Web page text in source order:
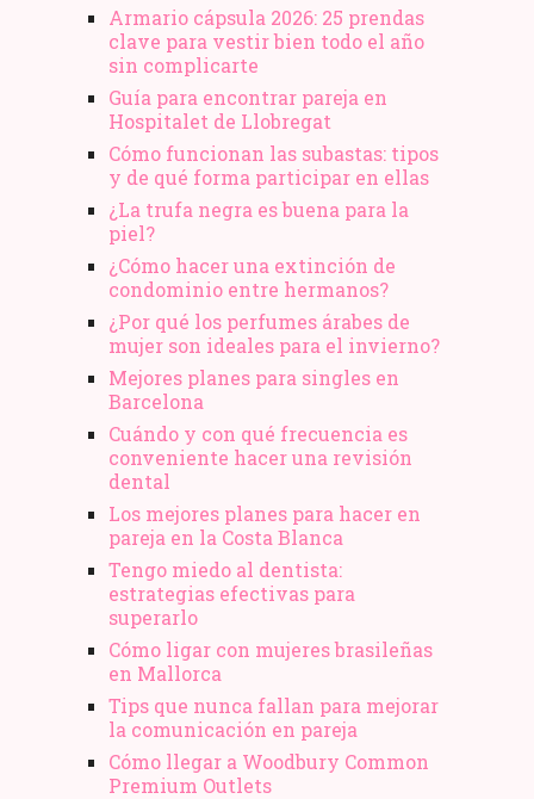
Armario cápsula 2026: 25 prendas
clave para vestir bien todo el año
sin complicarte
Guía para encontrar pareja en
Hospitalet de Llobregat
Cómo funcionan las subastas: tipos
y de qué forma participar en ellas
¿La trufa negra es buena para la
piel?
¿Cómo hacer una extinción de
condominio entre hermanos?
¿Por qué los perfumes árabes de
mujer son ideales para el invierno?
Mejores planes para singles en
Barcelona
Cuándo y con qué frecuencia es
conveniente hacer una revisión
dental
Los mejores planes para hacer en
pareja en la Costa Blanca
Tengo miedo al dentista:
estrategias efectivas para
superarlo
Cómo ligar con mujeres brasileñas
en Mallorca
Tips que nunca fallan para mejorar
la comunicación en pareja
Cómo llegar a Woodbury Common
Premium Outlets